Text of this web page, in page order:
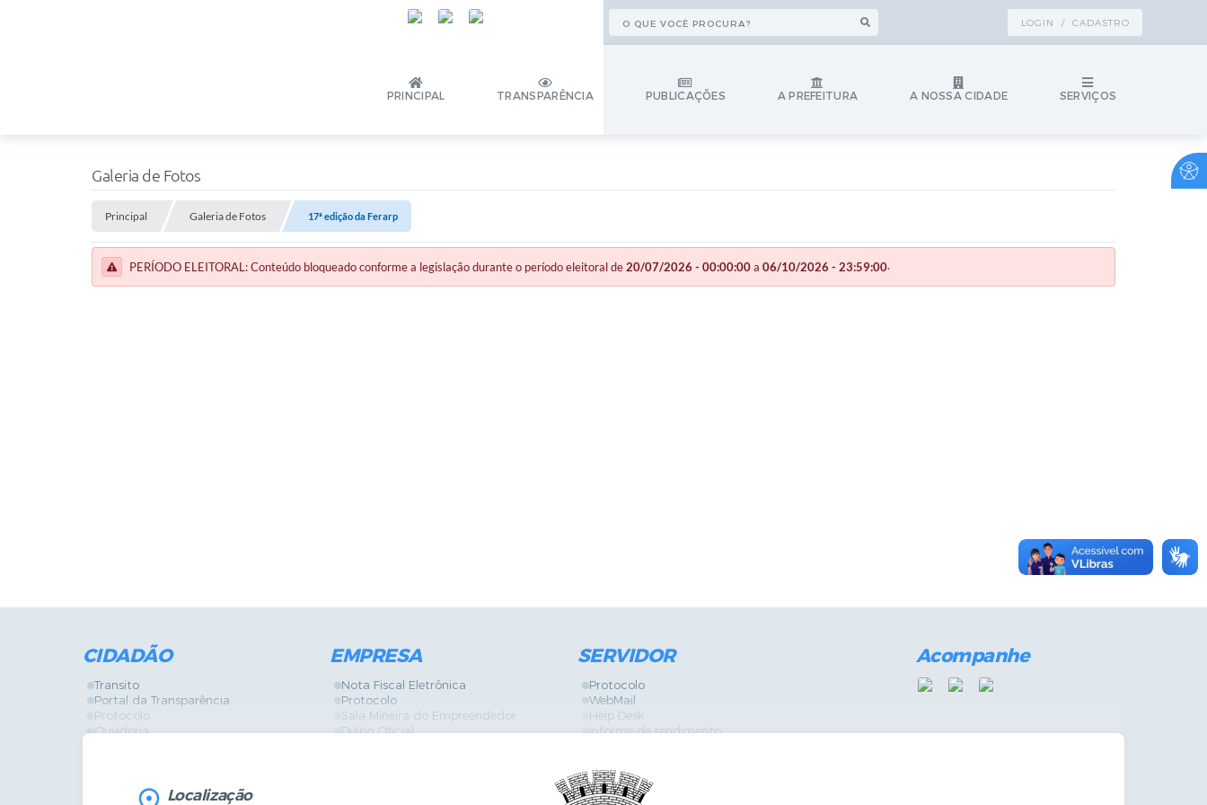
LOGIN / CADASTRO
PRINCIPAL TRANSPARÊNCIA PUBLICAÇÕES A PREFEITURA A NOSSA CIDADE SERVIÇOS
Galeria de Fotos
Principal Galeria de Fotos 17ª edição da Ferarp
PERÍODO ELEITORAL: Conteúdo bloqueado conforme a legislação durante o período eleitoral de20/07/2026 - 00:00:00a 06/10/2026 - 23:59:00.
CIDADÃO
Transito
Portal da Transparência
Protocolo
Ouvidoria
Legislação
EMPRESA
Nota Fiscal Eletrônica
Protocolo
Sala Mineira do Empreendedor
Diário Oficial
SERVIDOR
Protocolo
WebMail
Help Desk
Informe de rendimento
GPI
Diário Oficial
Acompanhe
Localização